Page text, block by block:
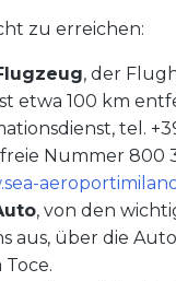
zu erreichen:
, der
etwa 100 km
tel.
Nummer 800
, von den
aus, über die